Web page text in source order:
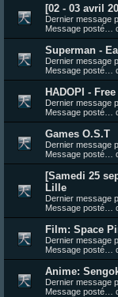
[02 - 03 avril
Dernier message
Message posté…
Superman -
Dernier message
Message posté…
HADOPI -
Dernier message
Message posté…
Games O.S.T
Dernier message
Message posté…
[Samedi 25
Lille
Dernier message
Message posté…
Film: Space
Dernier message
Message posté…
Anime:
Dernier message
Message posté…